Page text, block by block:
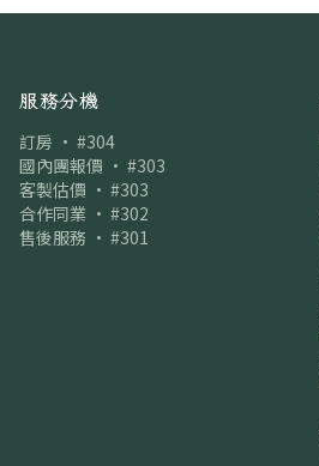
服務分機
訂房 · #304
國內團報價 · #303
客製估價 · #303
合作同業 · #302
售後服務 · #301